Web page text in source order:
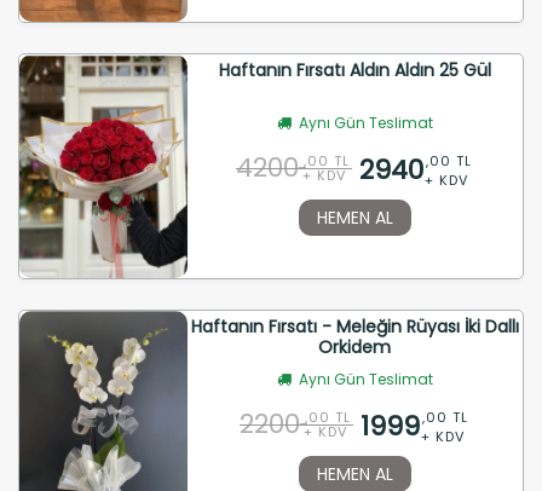
Haftanın Fırsatı Aldın Aldın 25 Gül
Aynı Gün Teslimat
4200 ,00 TL
+ KDV 2940,00 TL
+ KDV
HEMEN AL
Haftanın Fırsatı - Meleğin Rüyası İki Dallı
Orkidem
Aynı Gün Teslimat
2200 ,00 TL
+ KDV 1999,00 TL
+ KDV
HEMEN AL